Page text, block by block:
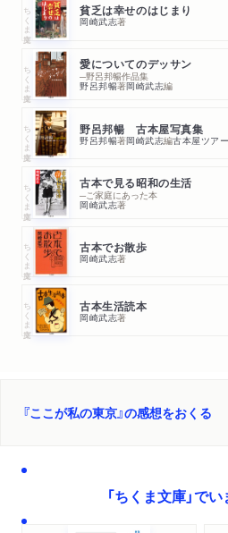
ちくま文庫 貧乏は幸せのはじまり
岡崎武志著
ちくま文庫 愛についてのデッサン
─野呂邦暢作品集
野呂邦暢著岡崎武志編
ちくま文庫 野呂邦暢 古本屋写真集
野呂邦暢著岡崎武志編古本屋ツア
ちくま文庫 古本で見る昭和の生活
─ご家庭にあった本
岡崎武志著
ちくま文庫 古本でお散歩
岡崎武志著
ちくま文庫 古本生活読本
岡崎武志著
『ここが私の東京』の感想をおくる
「ちくま文庫」で